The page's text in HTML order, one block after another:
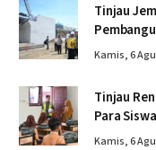
Tinjau
dan
Kamis, 6
Tinjau
Para
Kamis, 6